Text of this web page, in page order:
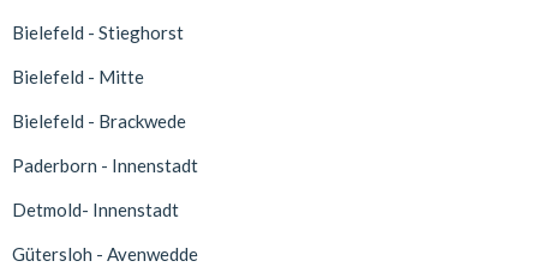
Bielefeld - Stieghorst
Bielefeld - Mitte
Bielefeld - Brackwede
Paderborn - Innenstadt
Detmold- Innenstadt
Gütersloh - Avenwedde